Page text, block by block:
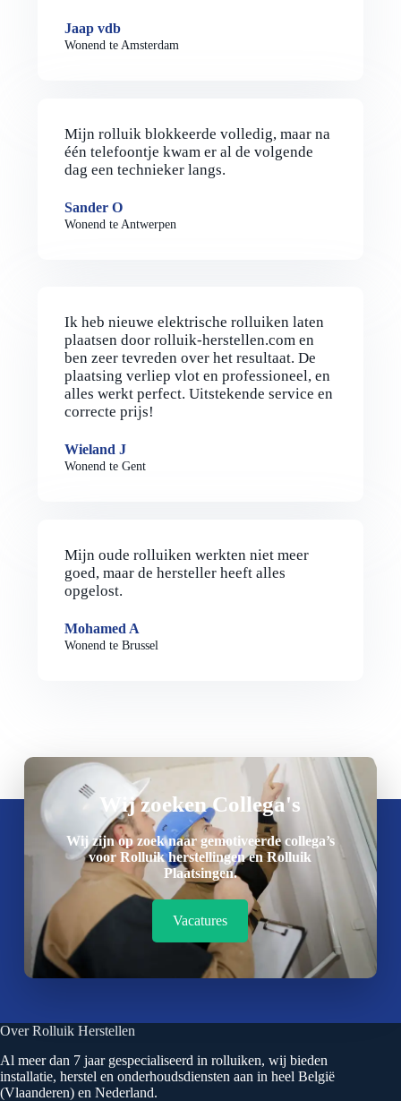
Jaap vdb
Wonend te Amsterdam
Mijn rolluik blokkeerde volledig, maar na
één telefoontje kwam er al de volgende
dag een technieker langs.
Sander O
Wonend te Antwerpen
Ik heb nieuwe elektrische rolluiken laten
plaatsen door rolluik-herstellen.com en
ben zeer tevreden over het resultaat. De
plaatsing verliep vlot en professioneel, en
alles werkt perfect. Uitstekende service en
correcte prijs!
Wieland J
Wonend te Gent
Mijn oude rolluiken werkten niet meer
goed, maar de hersteller heeft alles
opgelost.
Mohamed A
Wonend te Brussel
Wij zoeken Collega's
Wij zijn op zoek naar gemotiveerde collega’s
voor Rolluik herstellingen en Rolluik
Plaatsingen.
Vacatures
Over Rolluik Herstellen
Al meer dan 7 jaar gespecialiseerd in rolluiken, wij bieden
installatie, herstel en onderhoudsdiensten aan in heel België
(Vlaanderen) en Nederland.